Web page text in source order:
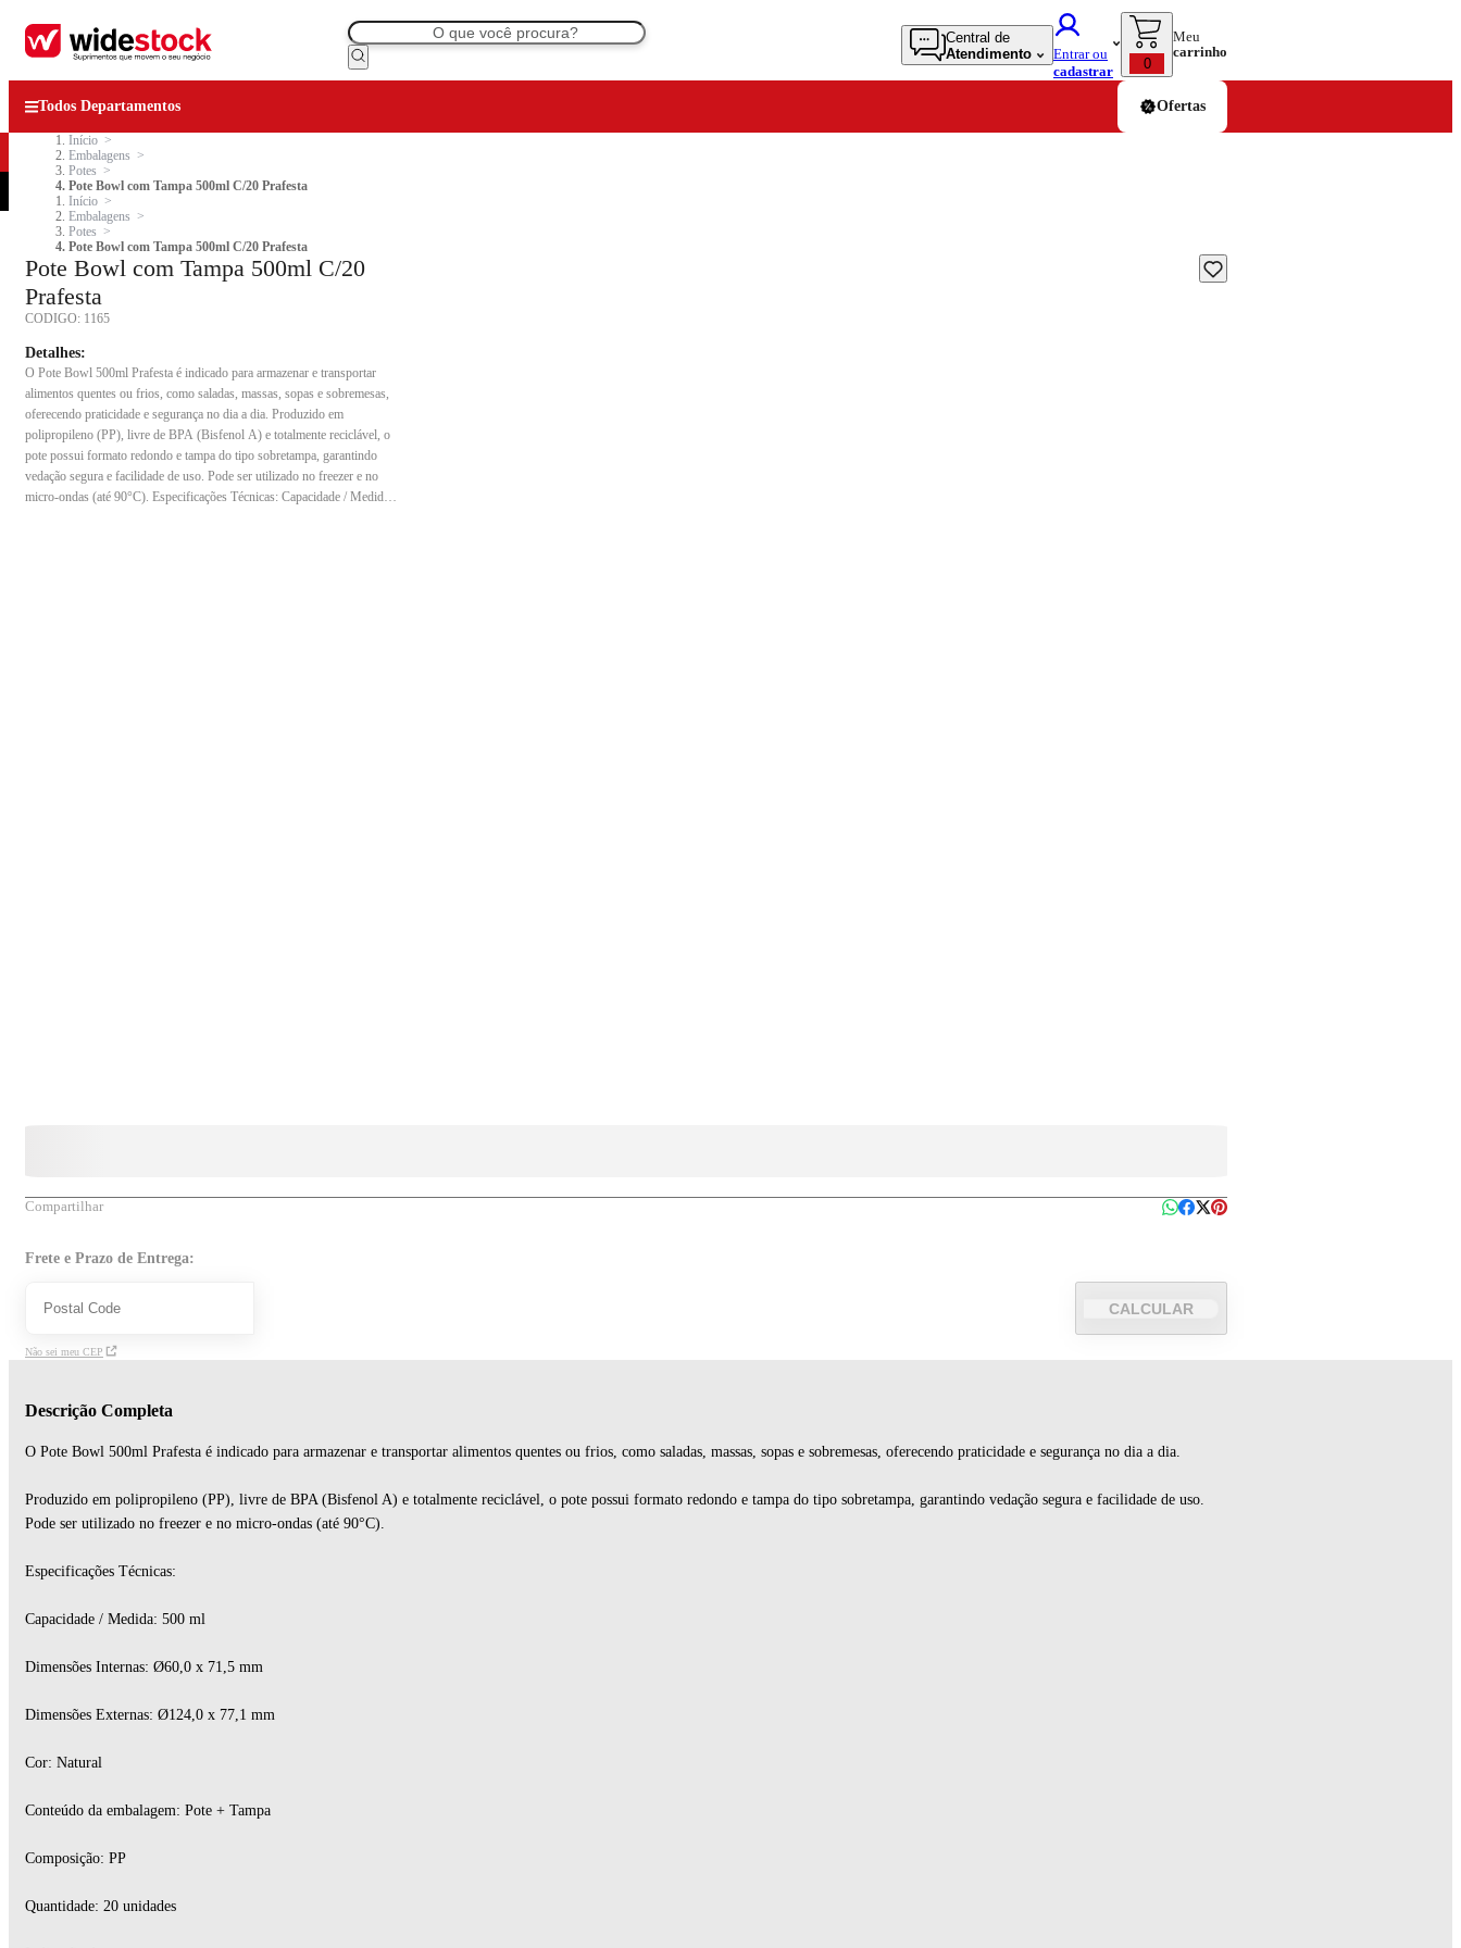
Central de
Atendimento
Entrar ou
cadastrar
0
Meu
carrinho
Todos Departamentos Ofertas
Início
Embalagens
Potes
Pote Bowl com Tampa 500ml C/20 Prafesta
Início
Embalagens
Potes
Pote Bowl com Tampa 500ml C/20 Prafesta
Pote Bowl com Tampa 500ml C/20
Prafesta
CODIGO: 1165
Detalhes:
O Pote Bowl 500ml Prafesta é indicado para armazenar e transportar
alimentos quentes ou frios, como saladas, massas, sopas e sobremesas,
oferecendo praticidade e segurança no dia a dia. Produzido em
polipropileno (PP), livre de BPA (Bisfenol A) e totalmente reciclável, o
pote possui formato redondo e tampa do tipo sobretampa, garantindo
vedação segura e facilidade de uso. Pode ser utilizado no freezer e no
micro-ondas (até 90°C). Especificações Técnicas: Capacidade / Medida:
Compartilhar
Frete e Prazo de Entrega:
CALCULAR
Não sei meu CEP
Descrição Completa
O Pote Bowl 500ml Prafesta é indicado para armazenar e transportar alimentos quentes ou frios, como saladas, massas, sopas e sobremesas, oferecendo praticidade e segurança no dia a dia.
Produzido em polipropileno (PP), livre de BPA (Bisfenol A) e totalmente reciclável, o pote possui formato redondo e tampa do tipo sobretampa, garantindo vedação segura e facilidade de uso.
Pode ser utilizado no freezer e no micro-ondas (até 90°C).
Especificações Técnicas:
Capacidade / Medida: 500 ml
Dimensões Internas: Ø60,0 x 71,5 mm
Dimensões Externas: Ø124,0 x 77,1 mm
Cor: Natural
Conteúdo da embalagem: Pote + Tampa
Composição: PP
Quantidade: 20 unidades